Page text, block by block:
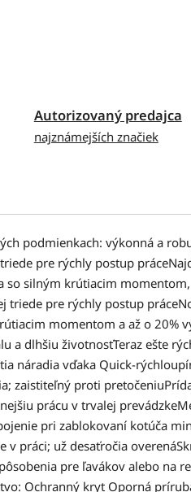
Autorizovaný predajca
najznámejších značiek
podmienkach: výkonná a
pre rýchly postup
so silným krútiacim
triede pre rýchly postup
momentom a až o 20%
a dlhšiu životnosťTeraz ešte
náradia vďaka Quick-
zaistiteľný proti
prácu v trvalej
pri zablokovaní kotúča
v práci; už desaťročia
pre ľavákov alebo na
Ochranný kryt Oporná